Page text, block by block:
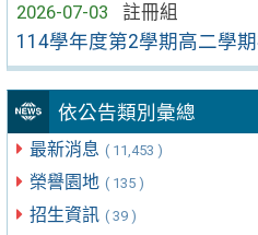
2026-07-03
註冊組
114學年度第2學期高二學
依公告類別彙總
最新消息 ( 11,453 )
榮譽園地 ( 135 )
招生資訊 ( 39 )